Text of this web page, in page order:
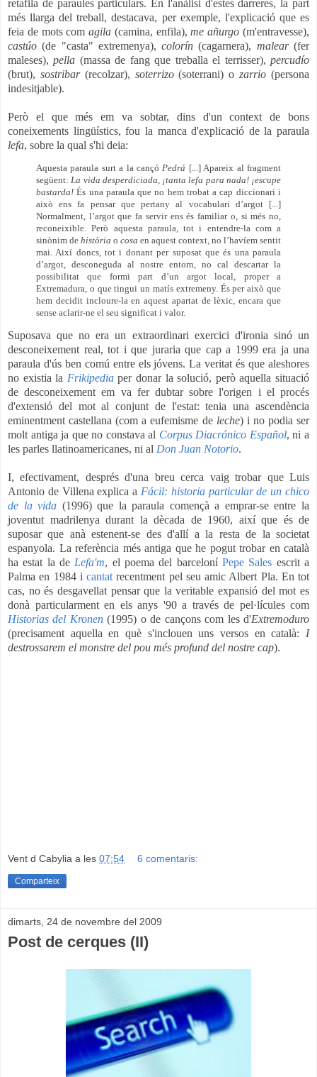
retafila de paraules particulars. En l'anàlisi d'estes darreres, la part
més llarga del treball, destacava, per exemple, l'explicació que es
feia de mots comagila (camina, enfila),me añurgo (m'entravesse),
castúo(de "casta" extremenya),colorín (cagarnera), malear(fer
maleses),pella (massa de fang que treballa el terrisser),percudío
(brut), sostribar (recolzar), soterrizo(soterrani) ozarrio(persona
indesitjable).
Però el que més em va sobtar, dins d'un context de bons
coneixements lingüístics, fou la manca d'explicació de la paraula
lefa, sobre la qual s'hi deia:
Aquesta paraula surt a la cançóPedrá [...] Apareix al fragment
següent:La vida desperdiciada, ¡tanta lefa para nada! ¡escupe
bastarda! És una paraula que no hem trobat a cap diccionari i
això ens fa pensar que pertany al vocabulari d’argot [...]
Normalment, l’argot que fa servir ens és familiar o, si més no,
reconeixible. Però aquesta paraula, tot i entendre-la com a
sinònim de història o cosa en aquest context, no l’havíem sentit
mai. Així doncs, tot i donant per suposat que és una paraula
d’argot, desconeguda al nostre entorn, no cal descartar la
possibilitat que formi part d’un argot local, proper a
Extremadura, o que tingui un matís extremeny. És per això que
hem decidit incloure-la en aquest apartat de lèxic, encara que
sense aclarir-ne el seu significat i valor.
Suposava que no era un extraordinari exercici d'ironia sinó un
desconeixement real, tot i que juraria que cap a 1999 era ja una
paraula d'ús ben comú entre els jóvens. La veritat és que aleshores
no existia la Frikipediaper donar la solució, però aquella situació
de desconeixement em va fer dubtar sobre l'origen i el procés
d'extensió del mot al conjunt de l'estat: tenia una ascendència
eminentment castellana (com a eufemisme de leche) i no podia ser
molt antiga ja que no constava al Corpus Diacrónico Español, ni a
les parles llatinoamericanes, ni al Don Juan Notorio.
I, efectivament, després d'una breu cerca vaig trobar que Luis
Antonio de Villena explica a Fácil: historia particular de un chico
de la vida (1996) que la paraula començà a emprar-se entre la
joventut madrilenya durant la dècada de 1960, així que és de
suposar que anà estenent-se des d'allí a la resta de la societat
espanyola. La referència més antiga que he pogut trobar en català
ha estat la de Lefa'm, el poema del barceloníPepe Sales escrit a
Palma en 1984 i cantat recentment pel seu amic Albert Pla. En tot
cas, no és desgavellat pensar que la veritable expansió del mot es
donà particularment en els anys '90 a través de pel·lícules com
Historias del Kronen(1995) o de cançons com les d'Extremoduro
(precisament aquella en què s'inclouen uns versos en català: I
destrossarem el monstre del pou més profund del nostre cap).
Vent d Cabylia a les 07:54 6 comentaris:
Comparteix
dimarts, 24 de novembre del 2009
Post de cerques (II)